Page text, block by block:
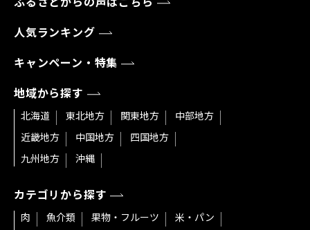
人気ランキング
キャンペーン・特集
地域から探す
北海道 東北地方 関東地方
中部地方
近畿地方
中国地方
四国地方
九州地方
沖縄
カテゴリから探す
肉 魚介類 果物・フルーツ
米・パン